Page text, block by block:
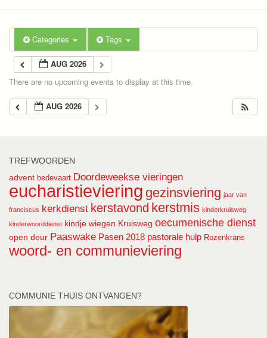
Categories Tags
AUG 2026
There are no upcoming events to display at this time.
AUG 2026
TREFWOORDEN
advent bedevaart Doordeweekse vieringen
eucharistieviering gezinsviering jaar van
franciscus kerkdienst kerstavond kerstmis kinderkruisweg
kinderwoorddienst kindje wiegen Kruisweg oecumenische dienst
open deur Paaswake Pasen 2018 pastorale hulp Rozenkrans
woord- en communieviering
COMMUNIE THUIS ONTVANGEN?